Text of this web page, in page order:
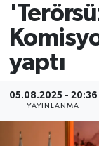
yaptı
05.08.2025 - 20:36
YAYINLANMA
SAĞLIK
SPOR
TEKNOLOJİ
TÜRKİYE
Tüm
Son
Haber Arşivi